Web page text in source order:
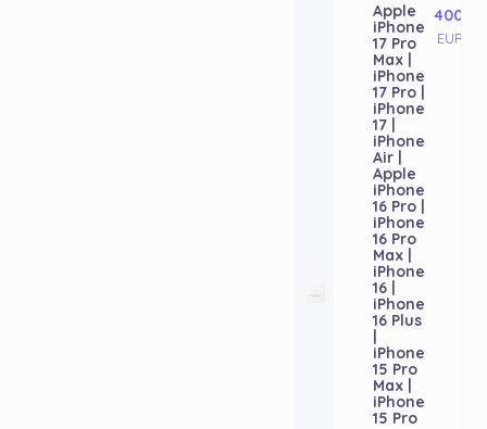
Apple
iPhone
17 Pro
Max |
iPhone
17 Pro |
iPhone
17 |
iPhone
Air |
Apple
iPhone
16 Pro |
iPhone
16 Pro
Max |
iPhone
16 |
iPhone
16 Plus
|
iPhone
15 Pro
Max |
iPhone
15 Pro
400
EUR